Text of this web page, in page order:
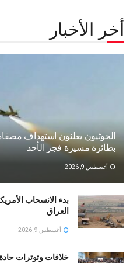
أخر الأخبار
الحوثيون يعلنون استهداف
بطائرة مسيرة فجر الأحد
أغسطس 9, 2026
بدء الانسحاب
العراق
أغسطس 9, 2026
خلافات وتوترات